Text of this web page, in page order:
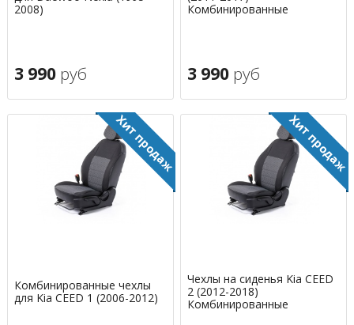
2008)
3 990 руб
Комбинированные
3 990 руб
Комбинированные чехлы
для Kia CEED 1 (2006-2012)
Чехлы на сиденья Kia CEED
2 (2012-2018)
Комбинированные